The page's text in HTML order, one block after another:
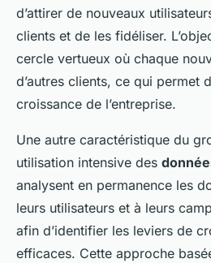
d’attirer de nouveaux
clients et de les fidéliser.
cercle vertueux où chaque
d’autres clients, ce qui permet
croissance de l’entreprise.
Une autre caractéristique du
utilisation intensive des
analysent en permanence les
leurs utilisateurs et à leurs
afin d’identifier les leviers de
efficaces. Cette approche